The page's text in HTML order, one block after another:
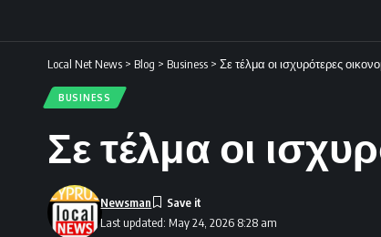
Local Net News > Blog > Business > Σε τέλμα οι ισχυρότερες
BUSINESS
Σε τέλμα οι
Last updated: May 24, 2026 8:28 am
Newsman